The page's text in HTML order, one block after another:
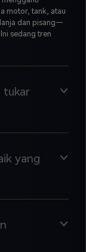
motor, tank, atau
dan pisang—
sedang tren
tukar
yang